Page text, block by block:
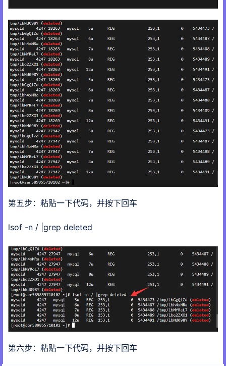
第五步：粘贴一下代码，并按下回车
lsof -n / |grep deleted
第六步：粘贴一下代码，并按下回车